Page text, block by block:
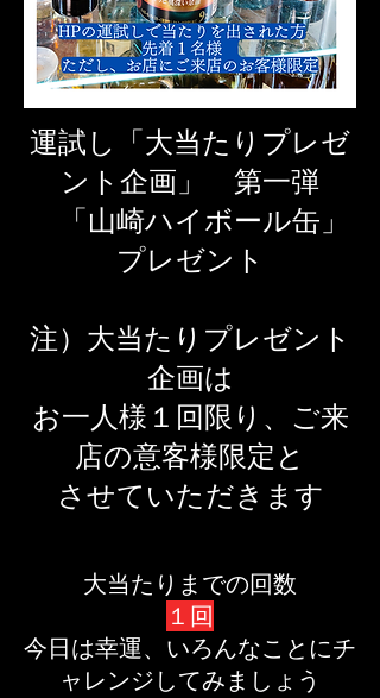
運試し「大当たりプレゼ
ント企画」 第一弾
「山崎ハイボール缶」
プレゼント
​注）大当たりプレゼント
企画は
お一人様１回限り、ご来
店の意客様限定と
させていただきます
大当たりまでの回数
１回
今日は幸運、いろんなことにチ
ャレンジしてみましょう